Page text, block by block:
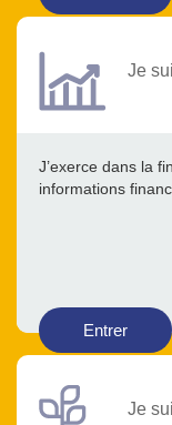
Je
J’exerce dans la
informations
Entrer
Je